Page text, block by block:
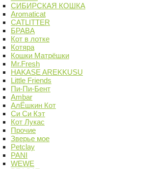
СИБИРСКАЯ КОШКА
Aromaticat
CATLITTER
БРАВА
Кот в лотке
Котяра
Кошки Матрёшки
Mr.Fresh
HAKASE AREKKUSU
Little Friends
Пи-Пи-Бент
Ambar
АлЁшкин Кот
Си Си Кэт
Кот Лукас
Прочие
Зверье мое
Petclay
PANI
WEWE